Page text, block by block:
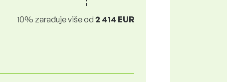
10% zarađuje više od 2 414 EUR